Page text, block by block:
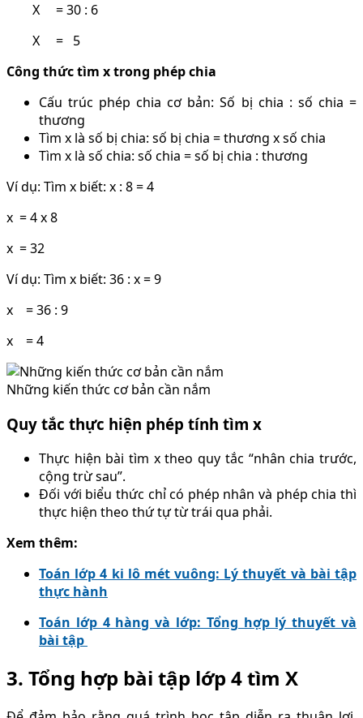
X = 30 : 6
X = 5
Công thức tìm x trong phép chia
Cấu trúc phép chia cơ bản: Số bị chia : số chia =
thương
Tìm x là số bị chia: số bị chia = thương x số chia
Tìm x là số chia: số chia = số bị chia : thương
Ví dụ: Tìm x biết: x : 8 = 4
x = 4 x 8
x = 32
Ví dụ: Tìm x biết: 36 : x = 9
x = 36 : 9
x = 4
Những kiến thức cơ bản cần nắm
Quy tắc thực hiện phép tính tìm x
Thực hiện bài tìm x theo quy tắc “nhân chia trước,
cộng trừ sau”.
Đối với biểu thức chỉ có phép nhân và phép chia thì
thực hiện theo thứ tự từ trái qua phải.
Xem thêm:
Toán lớp 4 ki lô mét vuông: Lý thuyết và bài tập
thực hành
Toán lớp 4 hàng và lớp: Tổng hợp lý thuyết và
bài tập
3. Tổng hợp bài tập lớp 4 tìm X